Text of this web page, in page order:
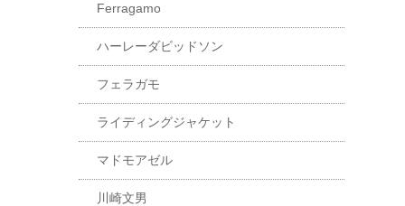
Ferragamo
ハーレーダビッドソン
フェラガモ
ライディングジャケット
マドモアゼル
川崎文男